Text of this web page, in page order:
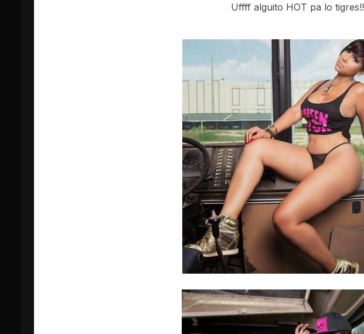
Uffff alguito HOT pa lo tigres!!